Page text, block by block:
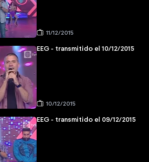
11/12/2015
EEG - transmitido el 10/12/2015
10/12/2015
EEG - transmitido el 09/12/2015